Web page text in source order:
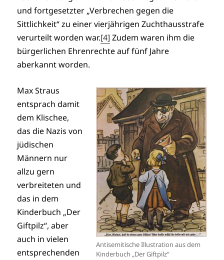
und fortgesetzter „Verbrechen gegen die
Sittlichkeit“ zu einer vierjährigen Zuchthausstrafe
verurteilt worden war.[4] Zudem waren ihm die
bürgerlichen Ehrenrechte auf fünf Jahre
aberkannt worden.
Antisemitische Illustration aus dem
Kinderbuch „Der Giftpilz“
Max Straus
entsprach damit
dem Klischee,
das die Nazis von
jüdischen
Männern nur
allzu gern
verbreiteten und
das in dem
Kinderbuch „Der
Giftpilz“, aber
auch in vielen
entsprechenden